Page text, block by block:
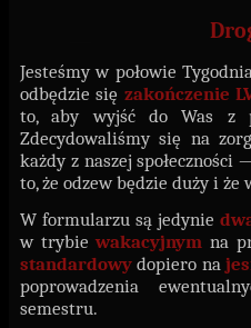
Jesteśmy w połowie
odbędzie się zakończenie
to, aby wyjść do Was z
Zdecydowaliśmy się na
każdy z naszej
to, że odzew będzie duży i
W formularzu są jedynie
w trybiewakacyjnym na
standardowy dopiero na
poprowadzenia
semestru.